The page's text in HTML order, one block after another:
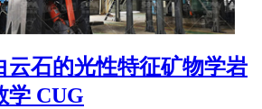
云石的光性特征矿物学岩
学 CUG